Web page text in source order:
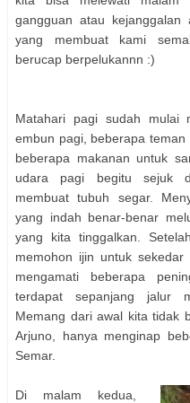
gangguan atau kejanggalan
yang membuat kami
berucap berpelukannn :)
Matahari pagi sudah mulai
embun pagi, beberapa
beberapa makanan untuk
udara pagi begitu sejuk
membuat tubuh segar.
yang indah benar-benar
yang kita tinggalkan.
memohon ijin untuk
mengamati beberapa
terdapat sepanjang jalur
Memang dari awal kita tidak
Arjuno, hanya menginap
Semar.
Di malam kedua,